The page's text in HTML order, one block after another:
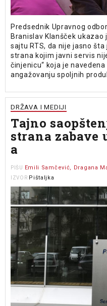
Predsednik Upravnog
Branislav Klanšček
sajtu RTS, da nije jasno
strana kojim javni servis
činjenicu“ koja je
angažovanju spoljnih
DRŽAVA I MEDIJI
Tajno
strana zabave
a
PIŠU Emili Samčević, Dragana
IZVOR Pištaljka